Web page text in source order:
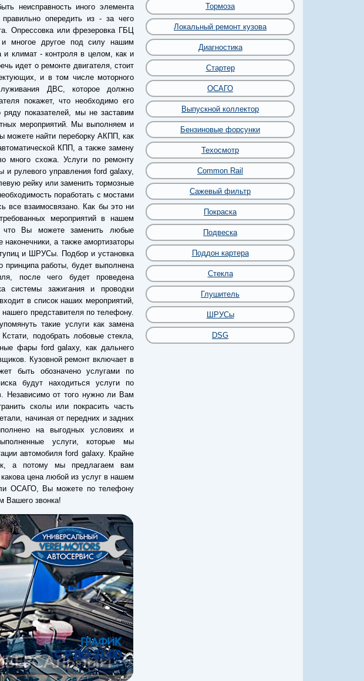
неисправность иного элемента
опередить из - за чего
Опрессовка или фрезеровка ГБЦ
и многое другое под силу нашим
и климат - контроля в целом, как и
идет о ремонте двигателя, стоит
и в том числе моторного
ДВС, которое должно
покажет, что необходимо его
показателей, мы не заставим
мероприятий. Мы выполняем и
можете найти переборку АКПП, как
КПП, а также замену
много схожа. Услуги по ремонту
и рулевого управления ford galaxy,
рейку или заменить тормозные
поработать с мостами
все взаимосвязано. Как бы это ни
мероприятий в нашем
что Вы можете заменить любые
а также амортизаторы
и ШРУСы. Подбор и установка
принципа работы, будет выполнена
после чего будет проведена
системы зажигания и проводки
в список наших мероприятий,
представителя по телефону.
такие услуги как замена
подобрать лобовые стекла,
фары ford galaxy, как дальнего
Кузовной ремонт включает в
быть обозначено услугами по
будут находиться услуги по
Независимо от того нужно ли Вам
сколы или покрасить часть
начиная от передних и задних
на выгодных условиях и
услуги, которые мы
автомобиля ford galaxy. Крайне
а потому мы предлагаем вам
цена любой из услуг в нашем
ОСАГО, Вы можете по телефону
Вашего звонка!
Тормоза
Локальный ремонт кузова
Диагностика
Стартер
ОСАГО
Выпускной коллектор
Бензиновые форсунки
Техосмотр
Common Rail
Сажевый фильтр
Покраска
Подвеска
Поддон картера
Стекла
Глушитель
ШРУСы
DSG